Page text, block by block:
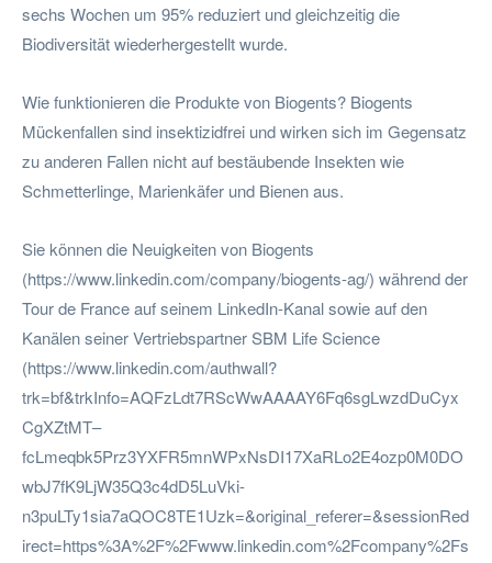
sechs Wochen um 95% reduziert und gleichzeitig die
Biodiversität wiederhergestellt wurde.
Wie funktionieren die Produkte von Biogents? Biogents
Mückenfallen sind insektizidfrei und wirken sich im Gegensatz
zu anderen Fallen nicht auf bestäubende Insekten wie
Schmetterlinge, Marienkäfer und Bienen aus.
Sie können die Neuigkeiten von Biogents
(https://www.linkedin.com/company/biogents-ag/) während der
Tour de France auf seinem LinkedIn-Kanal sowie auf den
Kanälen seiner Vertriebspartner SBM Life Science
(https://www.linkedin.com/authwall?
trk=bf&trkInfo=AQFzLdt7RScWwAAAAY6Fq6sgLwzdDuCyx
CgXZtMT–
fcLmeqbk5Prz3YXFR5mnWPxNsDI17XaRLo2E4ozp0M0DO
wbJ7fK9LjW35Q3c4dD5LuVki-
n3puLTy1sia7aQOC8TE1Uzk=&original_referer=&sessionRed
irect=https%3A%2F%2Fwww.linkedin.com%2Fcompany%2Fs